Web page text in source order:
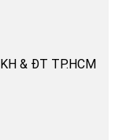
& ĐT TP.HCM